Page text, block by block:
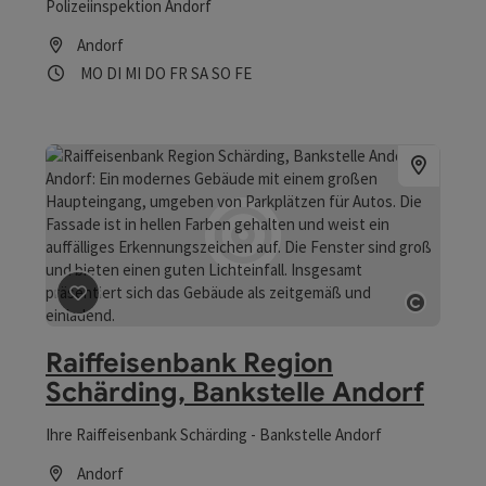
Polizeiinspektion Andorf
Andorf
Öffnungszeiten
MO Montag geöffnet
DI Dienstag geöffnet
MI Mittwoch geöffnet
DO Donnerstag geöffnet
FR Freitag geöffnet
SASamstag geöffnet
SO Sonntag geöffnet
FEFeiertag geöffnet
Beitrag merken : Raiffeisenbank Region Schärding,
Raiffeisenbank Region
Schärding, Bankstelle Andorf
Ihre Raiffeisenbank Schärding - Bankstelle Andorf
Andorf